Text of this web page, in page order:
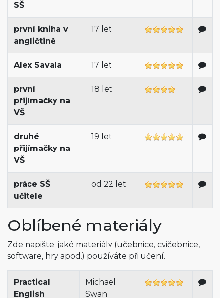
SŠ
první kniha v
angličtině
17 let
Alex Savala 17 let
první
přijímačky na
VŠ
18 let
druhé
přijímačky na
VŠ
19 let
práce SŠ
učitele
od 22 let
Oblíbené materiály
Zde napište, jaké materiály (učebnice, cvičebnice,
software, hry apod.) používáte při učení.
Practical
English
Michael
Swan